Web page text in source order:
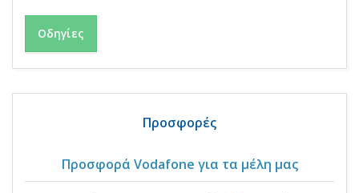
Οδηγίες
Προσφορές
Προσφορά Vodafone για τα μέλη μας